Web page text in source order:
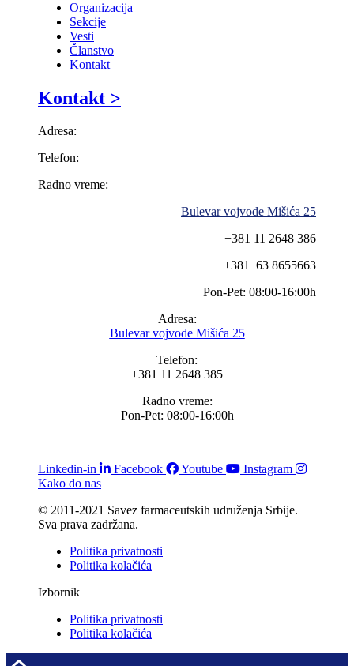
Organizacija
Sekcije
Vesti
Članstvo
Kontakt
Kontakt >
Adresa:
Telefon:
Radno vreme:
Bulevar vojvode Mišića 25
+381 11 2648 386
+381 63 8655663
Pon-Pet: 08:00-16:00h
Adresa:
Bulevar vojvode Mišića 25
Telefon:
+381 11 2648 385
Radno vreme:
Pon-Pet: 08:00-16:00h
Linkedin-in Facebook Youtube
Instagram
Kako do nas
© 2011-2021 Savez farmaceutskih udruženja Srbije.
Sva prava zadržana.
Politika privatnosti
Politika kolačića
Izbornik
Politika privatnosti
Politika kolačića